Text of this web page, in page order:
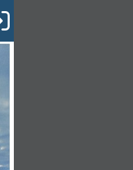
IND